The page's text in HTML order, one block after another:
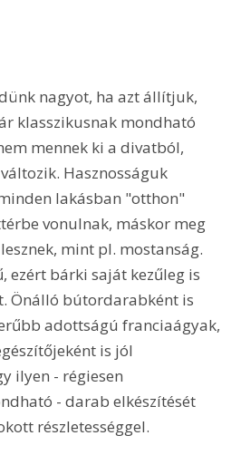
nagyot, ha azt állítjuk,
klasszikusnak mondható
mennek ki a divatból,
Hasznosságuk
lakásban "otthon"
vonulnak, máskor meg
mint pl. mostanság.
ezért bárki saját kezűleg is
Önálló bútordarabként is
adottságú franciaágyak,
is jól
ilyen - régiesen
- darab elkészítését
részletességgel.